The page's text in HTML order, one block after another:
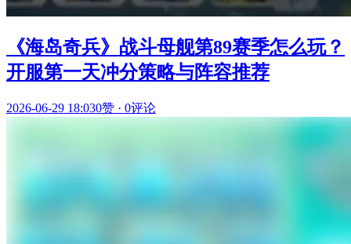
《海岛奇兵》战斗母舰第89赛季怎么玩？
开服第一天冲分策略与阵容推荐
2026-06-29 18:030赞 · 0评论